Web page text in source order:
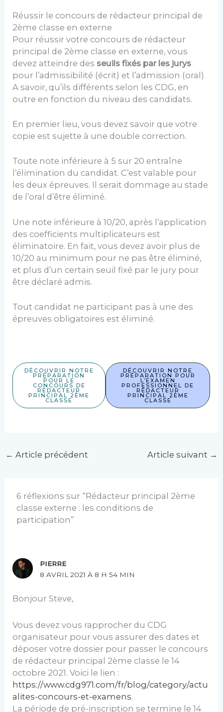
Réussir le concours de rédacteur principal de
2ème classe en externe
Pour réussir votre concours de rédacteur
principal de 2ème classe en externe, vous
devez atteindre des seuils fixés par les jurys
pour l’admissibilité (écrit) et l’admission (oral).
A savoir, qu’ils différents selon les CDG, en
outre en fonction du niveau des candidats.
En premier lieu, vous devez savoir que votre
copie est sujette à une double correction.
Toute note inférieure à 5 sur 20 entraîne
l’élimination du candidat. C’est valable pour
les deux épreuves. Il serait dommage au stade
de l’oral d’être éliminé.
Une note inférieure à 10/20, après l’application
des coefficients multiplicateurs est
éliminatoire. En fait, vous devez avoir plus de
10/20 au minimum pour ne pas être éliminé,
et plus d’un certain seuil fixé par le jury pour
être déclaré admis.
Tout candidat ne participant pas à une des
épreuves obligatoires est éliminé.
DÉCOUVRIR NOTRE
PRÉPARATION
POUR LE
CONCOURS DE
RÉDACTEUR
PRINCIPAL 2ÈME
CLASSE
DÉCOUVRIR NOTRE
PRÉPARATION POUR
L’EXAMEN
PROFESSIONNEL DE
RÉDACTEUR
PRINCIPAL 2ÈME
CLASSE
← Article précédent Article suivant →
6 réflexions sur “Rédacteur principal 2ème
classe externe : les conditions de
participation”
PIERRE
8 AVRIL 2021 À 8 H 54 MIN
Bonjour Steve,
Vous devez vous rapprocher du CDG
organisateur pour vous assurer des dates et
déposer votre dossier pour passer le concours
de rédacteur principal 2ème classe le 14
octobre 2021. Voici le lien :
https://www.cdg971.com/fr/blog/category/actu
alites-concours-et-examens.
La période de pré-inscription se termine le 14